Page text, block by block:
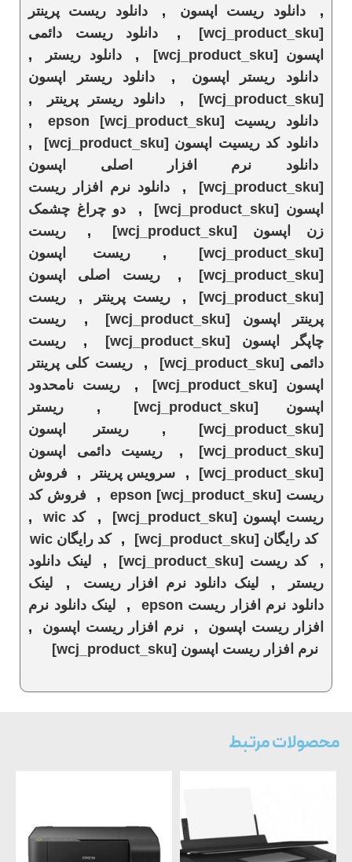
, دانلود ریست اپسون ,
دانلود ریست پرینتر
[wcj_product_sku]
,
دانلود ریست دائمی
اپسون [wcj_product_sku]
, دانلود ریستر
,
دانلود ریستر اپسون
,
دانلود ریستر اپسون
[wcj_product_sku]
, دانلود ریستر پرینتر
,
دانلود ریسیت epson [wcj_product_sku]
,
دانلود کد ریسیت اپسون [wcj_product_sku]
,
دانلود نرم افزار اصلی اپسون
[wcj_product_sku]
,
دانلود نرم افزار ریست
اپسون [wcj_product_sku]
,
دو چراغ چشمک
زن اپسون [wcj_product_sku]
,
ریست
[wcj_product_sku]
,
ریست اپسون
[wcj_product_sku]
,
ریست اصلی اپسون
[wcj_product_sku]
, ریست پرینتر ,
ریست
پرینتر اپسون [wcj_product_sku]
,
ریست
چاپگر اپسون [wcj_product_sku]
,
ریست
دائمی [wcj_product_sku]
,
ریست کلی پرینتر
اپسون [wcj_product_sku]
,
ریست نامحدود
اپسون [wcj_product_sku]
,
ریستر
[wcj_product_sku]
,
ریستر اپسون
[wcj_product_sku]
,
ریسیت دائمی اپسون
[wcj_product_sku]
, سرویس پرینتر ,
فروش
ریست epson [wcj_product_sku]
,
فروش کد
ریست اپسون [wcj_product_sku]
, کد wic
,
کد رایگان [wcj_product_sku]
,
کد رایگان wic
,
کد ریست [wcj_product_sku] ,
لینک دانلود
ریستر
, لینک دانلود نرم افزار ریست ,
لینک
دانلود نرم افزار ریست epson
,
لینک دانلود نرم
افزار ریست اپسون
, نرم افزار ریست اپسون
,
نرم افزار ریست اپسون [wcj_product_sku]
محصولات مرتبط